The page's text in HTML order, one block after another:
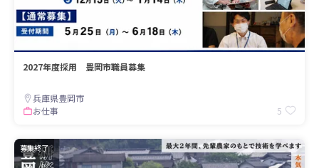
2027年度採用 豊岡市職員募集
兵庫県豊岡市
お仕事
5
募集終了